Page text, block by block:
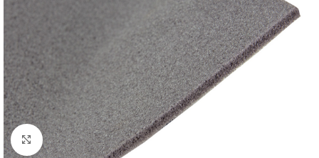
Увеличить